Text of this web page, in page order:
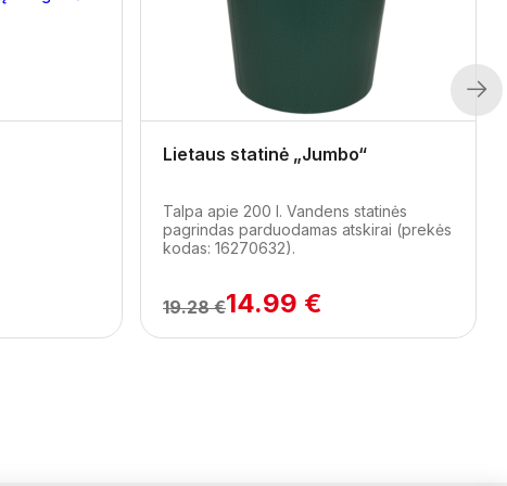
Lietaus statinė „Jumbo“
Talpa apie 200 l. Vandens statinės
pagrindas parduodamas atskirai (prekės
kodas: 16270632).
19.28 €14.99 €
Next